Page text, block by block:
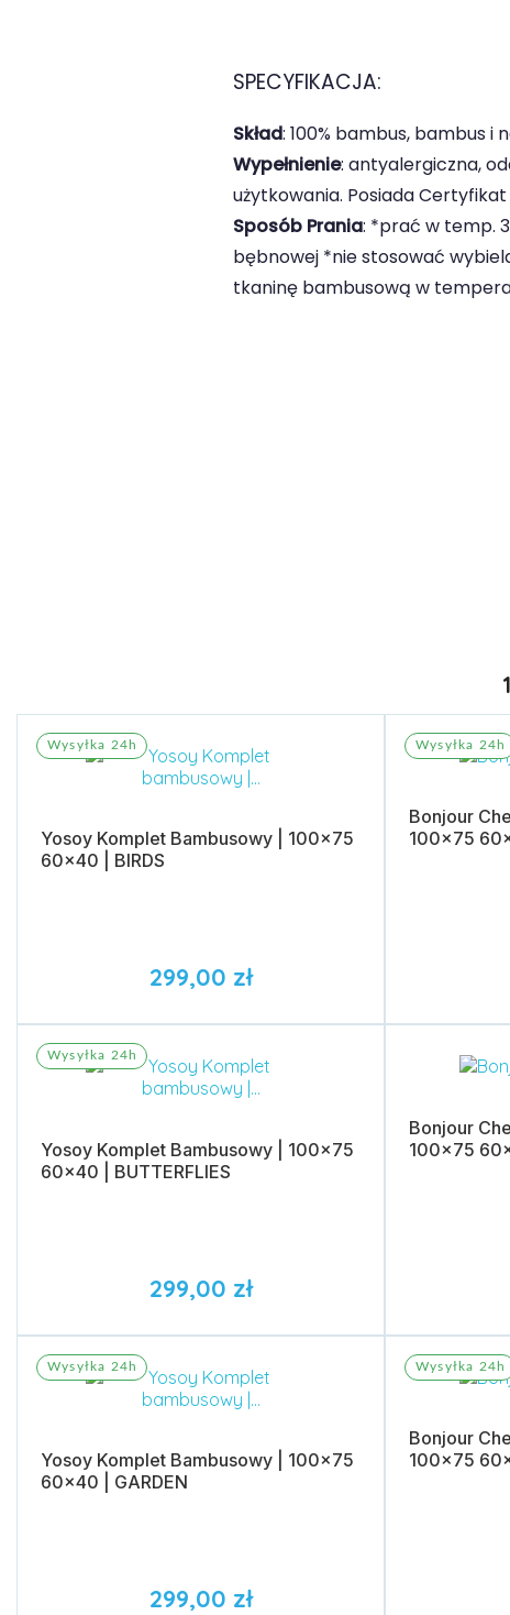
SPECYFIKACJA:
Skład: 100% bambus, bambus i
Wypełnienie: antyalergiczna,
użytkowania. Posiada Certyfikat
Sposób Prania: *prać w temp.
bębnowej *nie stosować
tkaninę bambusową w
Wysyłka 24h
Yosoy Komplet Bambusowy | 100x75
60x40 | BIRDS
299,00 zł
Dodaj do koszyka
Wysyłka 24h
Bonjour
100x75
Dodaj
Wysyłka 24h
Yosoy Komplet Bambusowy | 100x75
60x40 | BUTTERFLIES
299,00 zł
Dodaj do koszyka
Bonjour
100x75
Dodaj
Wysyłka 24h
Yosoy Komplet Bambusowy | 100x75
60x40 | GARDEN
299,00 zł
Wysyłka 24h
Bonjour
100x75